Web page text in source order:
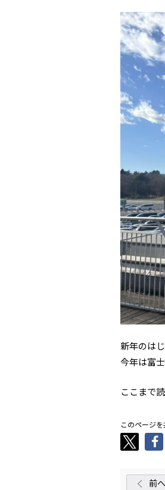
新年のは
今年は富
ここまで
このページ
前へ